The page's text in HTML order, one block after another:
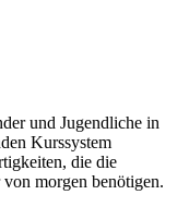
und Jugendliche in
Kurssystem
die die
morgen benötigen.